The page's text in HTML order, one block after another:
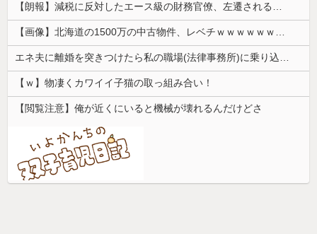
【朗報】減税に反対したエース級の財務官僚、左遷されるｗｗｗｗｗｗ
【画像】北海道の1500万の中古物件、レベチｗｗｗｗｗｗｗｗｗｗｗｗｗｗｗｗｗｗｗｗ
エネ夫に離婚を突きつけたら私の職場(法律事務所)に乗り込んできた 堂々と「離婚の法律相談です。母の薦めでこちらに参りました」と言っているが、...
【ｗ】物凄くカワイイ子猫の取っ組み合い！
【閲覧注意】俺が近くにいると機械が壊れるんだけどさ